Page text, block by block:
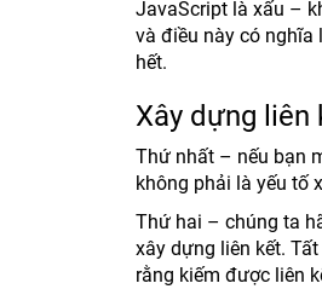
JavaScript là xấu –
và điều này có nghĩa
hết.
Xây dựng liên
Thứ nhất – nếu bạn
không phải là yếu tố
Thứ hai – chúng ta
xây dựng liên kết.
rằng kiếm được liên